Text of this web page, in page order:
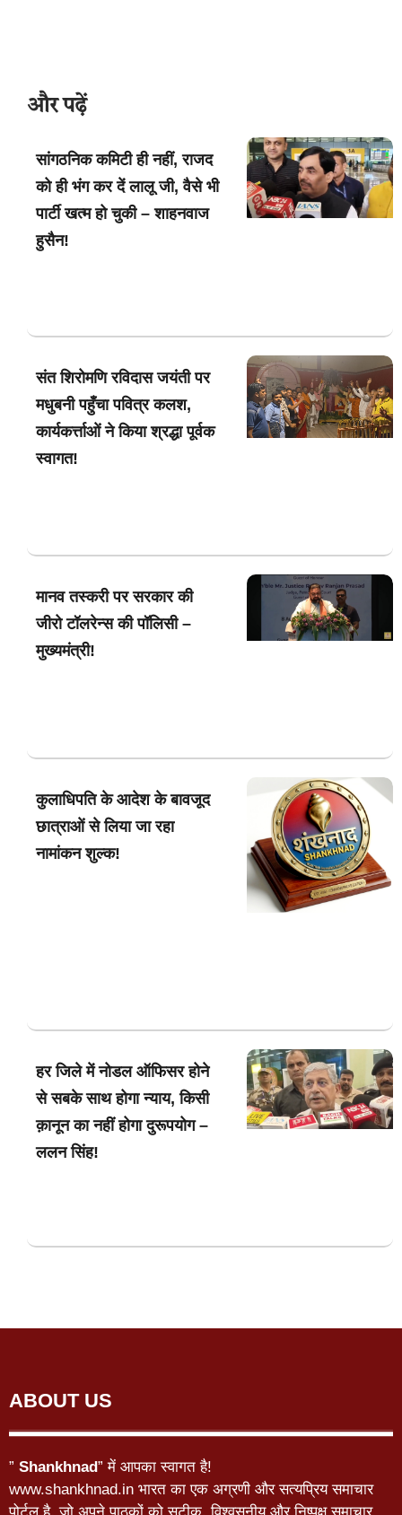
और पढ़ें
सांगठनिक कमिटी ही नहीं, राजद
को ही भंग कर दें लालू जी, वैसे भी
पार्टी खत्म हो चुकी – शाहनवाज
हुसैन!
संत शिरोमणि रविदास जयंती पर
मधुबनी पहुँचा पवित्र कलश,
कार्यकर्त्ताओं ने किया श्रद्धा पूर्वक
स्वागत!
मानव तस्करी पर सरकार की
जीरो टॉलरेन्स की पॉलिसी –
मुख्यमंत्री!
कुलाधिपति के आदेश के बावजूद
छात्राओं से लिया जा रहा
नामांकन शुल्क!
हर जिले में नोडल ऑफिसर होने
से सबके साथ होगा न्याय, किसी
क़ानून का नहीं होगा दुरूपयोग –
ललन सिंह!
ABOUT US
” Shankhnad” में आपका स्वागत है!
www.shankhnad.in भारत का एक अग्रणी और सत्यप्रिय समाचार